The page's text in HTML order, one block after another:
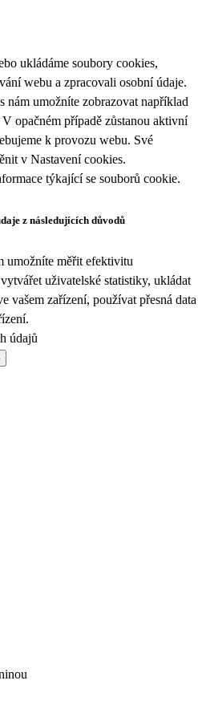
ukládáme soubory cookies,
webu a zpracovali osobní údaje.
nám umožníte zobrazovat například
opačném případě zůstanou aktivní
k provozu webu. Své
v Nastavení cookies.
týkající se souborů cookie.
z následujících důvodů
umožníte měřit efektivitu
uživatelské statistiky, ukládat
vašem zařízení, používat přesná data
údajů